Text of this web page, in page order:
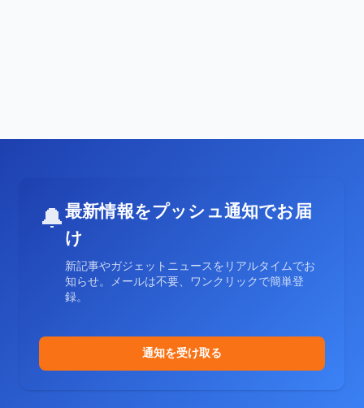
🔔最新情報をプッシュ通知でお届
け
新記事やガジェットニュースをリアルタイムでお
知らせ。メールは不要、ワンクリックで簡単登
録。
通知を受け取る